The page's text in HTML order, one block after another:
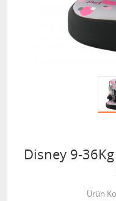
Disney 9-
Ürün